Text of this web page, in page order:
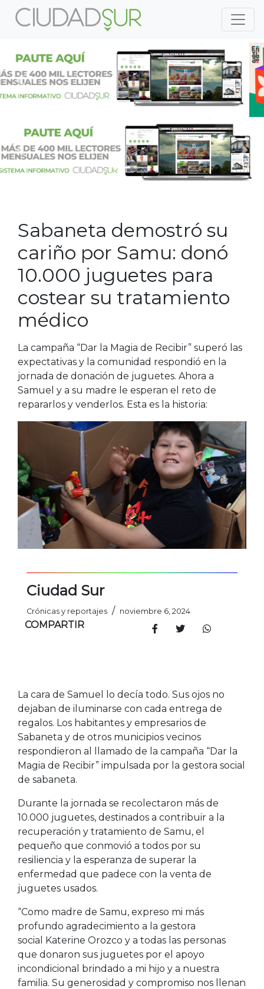
Previous
Previous
Sabaneta demostró su
cariño por Samu: donó
10.000 juguetes para
costear su tratamiento
médico
La campaña “Dar la Magia de Recibir” superó las
expectativas y la comunidad respondió en la
jornada de donación de juguetes. Ahora a
Samuel y a su madre le esperan el reto de
repararlos y venderlos. Esta es la historia:
Ciudad Sur
Crónicas y reportajes / noviembre 6, 2024
COMPARTIR
La cara de Samuel lo decía todo. Sus ojos no
dejaban de iluminarse con cada entrega de
regalos. Los habitantes y empresarios de
Sabaneta y de otros municipios vecinos
respondieron al llamado de la campaña “Dar la
Magia de Recibir” impulsada por la gestora social
de sabaneta.
Durante la jornada se recolectaron más de
10.000 juguetes, destinados a contribuir a la
recuperación y tratamiento de Samu, el
pequeño que conmovió a todos por su
resiliencia y la esperanza de superar la
enfermedad que padece con la venta de
juguetes usados.
“Como madre de Samu, expreso mi más
profundo agradecimiento a la gestora
social Katerine Orozco y a todas las personas
que donaron sus juguetes por el apoyo
incondicional brindado a mi hijo y a nuestra
familia. Su generosidad y compromiso nos llenan